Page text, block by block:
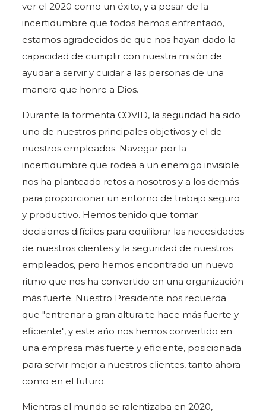
ver el 2020 como un éxito, y a pesar de la
incertidumbre que todos hemos enfrentado,
estamos agradecidos de que nos hayan dado la
capacidad de cumplir con nuestra misión de
ayudar a servir y cuidar a las personas de una
manera que honre a Dios.
Durante la tormenta COVID, la seguridad ha sido
uno de nuestros principales objetivos y el de
nuestros empleados. Navegar por la
incertidumbre que rodea a un enemigo invisible
nos ha planteado retos a nosotros y a los demás
para proporcionar un entorno de trabajo seguro
y productivo. Hemos tenido que tomar
decisiones difíciles para equilibrar las necesidades
de nuestros clientes y la seguridad de nuestros
empleados, pero hemos encontrado un nuevo
ritmo que nos ha convertido en una organización
más fuerte. Nuestro Presidente nos recuerda
que "entrenar a gran altura te hace más fuerte y
eficiente", y este año nos hemos convertido en
una empresa más fuerte y eficiente, posicionada
para servir mejor a nuestros clientes, tanto ahora
como en el futuro.
Mientras el mundo se ralentizaba en 2020,